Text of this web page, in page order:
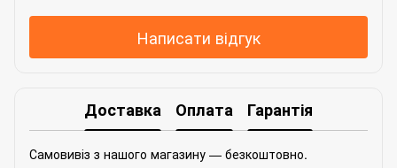
Написати відгук
Доставка Оплата Гарантія
Самовивіз з нашого магазину — безкоштовно.